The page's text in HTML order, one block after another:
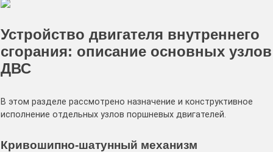
Устройство двигателя внутреннего
сгорания: описание основных узлов
ДВС
В этом разделе рассмотрено назначение и конструктивное
исполнение отдельных узлов поршневых двигателей.
Кривошипно-шатунный механизм